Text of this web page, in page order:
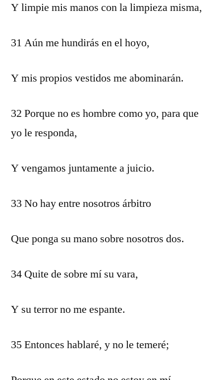
Y limpie mis manos con la limpieza misma,
31 Aún me hundirás en el hoyo,
Y mis propios vestidos me abominarán.
32 Porque no es hombre como yo, para que
yo le responda,
Y vengamos juntamente a juicio.
33 No hay entre nosotros árbitro
Que ponga su mano sobre nosotros dos.
34 Quite de sobre mí su vara,
Y su terror no me espante.
35 Entonces hablaré, y no le temeré;